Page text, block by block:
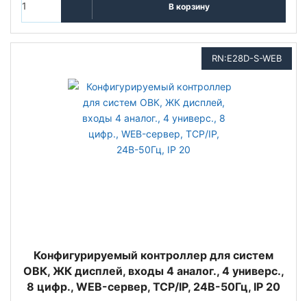
В корзину
RN:E28D-S-WEB
Конфигурируемый контроллер для систем
ОВК, ЖК дисплей, входы 4 аналог., 4 универс.,
8 цифр., WEB-сервер, TCP/IP, 24В-50Гц, IP 20